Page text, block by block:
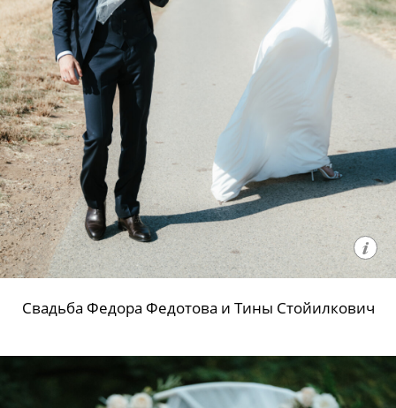
Свадьба Федора Федотова и Тины Стойилкович